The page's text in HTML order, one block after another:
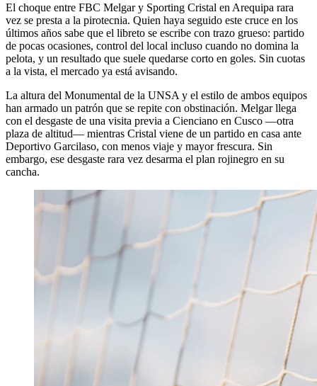
El choque entre FBC Melgar y Sporting Cristal en Arequipa rara
vez se presta a la pirotecnia. Quien haya seguido este cruce en los
últimos años sabe que el libreto se escribe con trazo grueso: partido
de pocas ocasiones, control del local incluso cuando no domina la
pelota, y un resultado que suele quedarse corto en goles. Sin cuotas
a la vista, el mercado ya está avisando.
La altura del Monumental de la UNSA y el estilo de ambos equipos
han armado un patrón que se repite con obstinación. Melgar llega
con el desgaste de una visita previa a Cienciano en Cusco —otra
plaza de altitud— mientras Cristal viene de un partido en casa ante
Deportivo Garcilaso, con menos viaje y mayor frescura. Sin
embargo, ese desgaste rara vez desarma el plan rojinegro en su
cancha.